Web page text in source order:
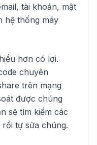
tài khoản, mật
hệ thống máy
hơn có lợi.
chuyên
trên mạng
được chúng
sẽ tìm kiếm các
tự sửa chúng.